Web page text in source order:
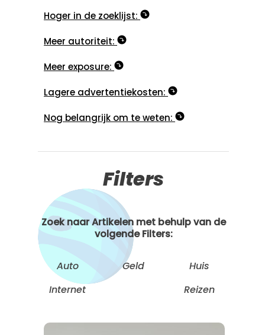
Hoger in de zoeklijst:
Meer autoriteit:
Meer exposure:
Lagere advertentiekosten:
Nog belangrijk om te weten:
Filters
Zoek naar Artikelen met behulp van de
volgende Filters:
Auto Geld
Huis
Internet
Reizen